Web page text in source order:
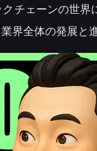
チェーンの世
界全体の発展と